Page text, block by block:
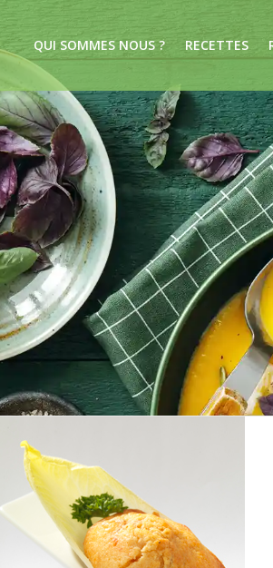
QUI SOMMES NOUS ? RECETTES